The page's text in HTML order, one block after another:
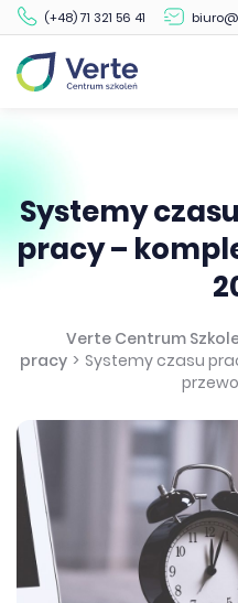
(+48) 71 321 56 41
Systemy
pracy –
Verte Centrum
pracy > Systemy czasu